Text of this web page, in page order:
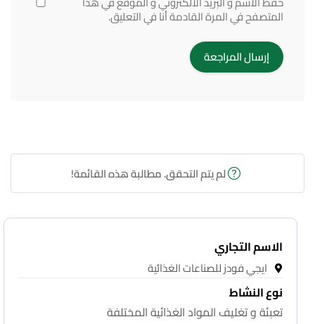
المتصفح في المرة القادمة أنا في التعليق.
لم يتم التحقق. مطالبة هذه القائمة!
الاسم التجاري
ايجي فودز للصناعات الغذائية
نوع النشاط
تعبئة و تغليف المواد الغذائية المختلفة